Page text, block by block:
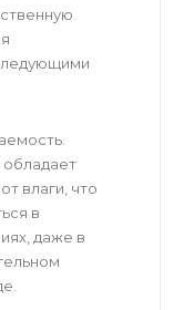
влаги, что
в
даже в